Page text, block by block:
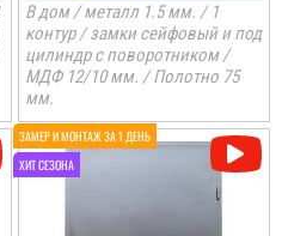
В дом / металл 1.5 мм. / 1
контур / замки сейфовый и под
цилиндр с поворотником /
МДФ 12/10 мм. / Полотно 75
мм.